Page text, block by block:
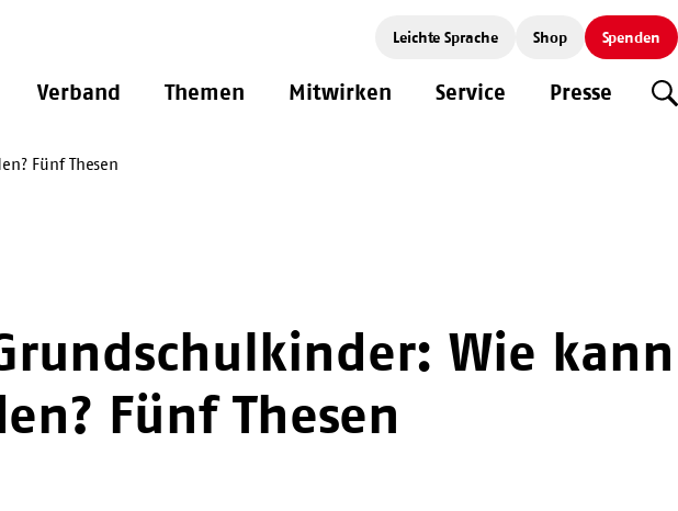
Leichte Sprache Shop Spenden
Verband Themen Mitwirken Service Presse
Fünf Thesen
Wie kann
Fünf Thesen